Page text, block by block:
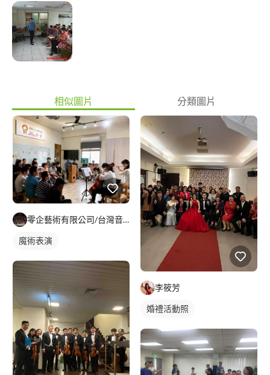
壢社區大學、蘆山園社區大學資訊教師 15年演講經驗，演講經驗
百餘場。 15年以上活動經驗，活動帶領人數破15萬人，演講百餘
場以上。 專業認證：華語領隊、活動企劃師、社團經營師、行銷
管理師、Microsoft office大師認證
相似圖片 分類圖片
零企藝術有限公司/台灣音樂世紀樂團
魔術表演
李筱芳
婚禮活動照